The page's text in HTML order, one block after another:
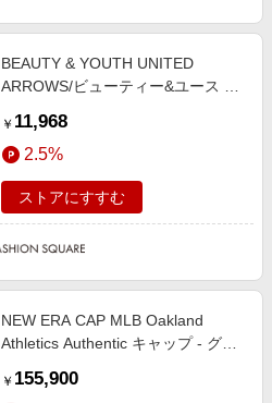
BEAUTY & YOUTH UNITED
ARROWS/ビューティー&ユース ユ
NEW FLIP FLOP サンダル/シルバ
ーカラー SILVER 24cm
￥ 11,968
2.5%
ストアにすすむ
NEW ERA CAP MLB Oakland
Athletics Authentic キャップ - グリ
￥ 155,900